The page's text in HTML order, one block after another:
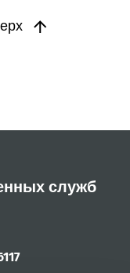
служб